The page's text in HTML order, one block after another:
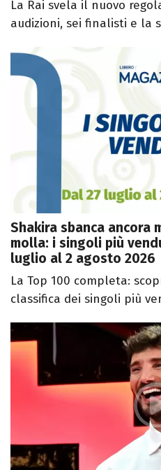
La Rai svela il nuovo
audizioni, sei finalisti e la
Shakira sbanca ancora
molla: i singoli più
luglio al 2 agosto 2026
La Top 100 completa:
classifica dei singoli più